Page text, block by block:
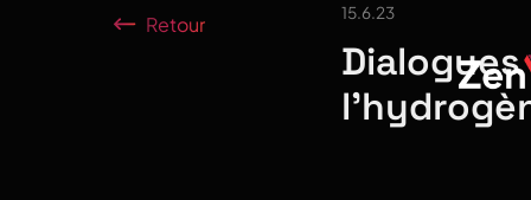
Retour 15.6.23